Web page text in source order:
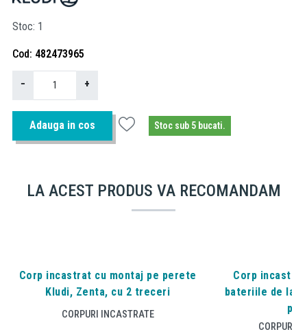
Stoc 1
Cod 482473965
− +
Adauga in cos Stoc sub 5 bucati.
LA ACEST PRODUS VA RECOMANDAM
Corp incastrat cu montaj pe perete
Kludi, Zenta, cu 2 treceri
CORPURI INCASTRATE
Corp
bateriile de
CORPURI